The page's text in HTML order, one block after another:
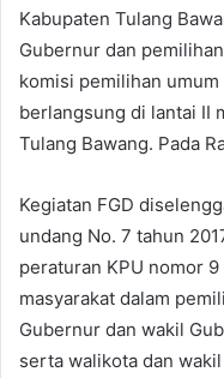
Kabupaten Tulang
Gubernur dan
komisi pemilihan
berlangsung di lantai II
Tulang Bawang. Pada
Kegiatan FGD
undang No. 7 tahun
peraturan KPU nomor
masyarakat dalam
Gubernur dan wakil
serta walikota dan